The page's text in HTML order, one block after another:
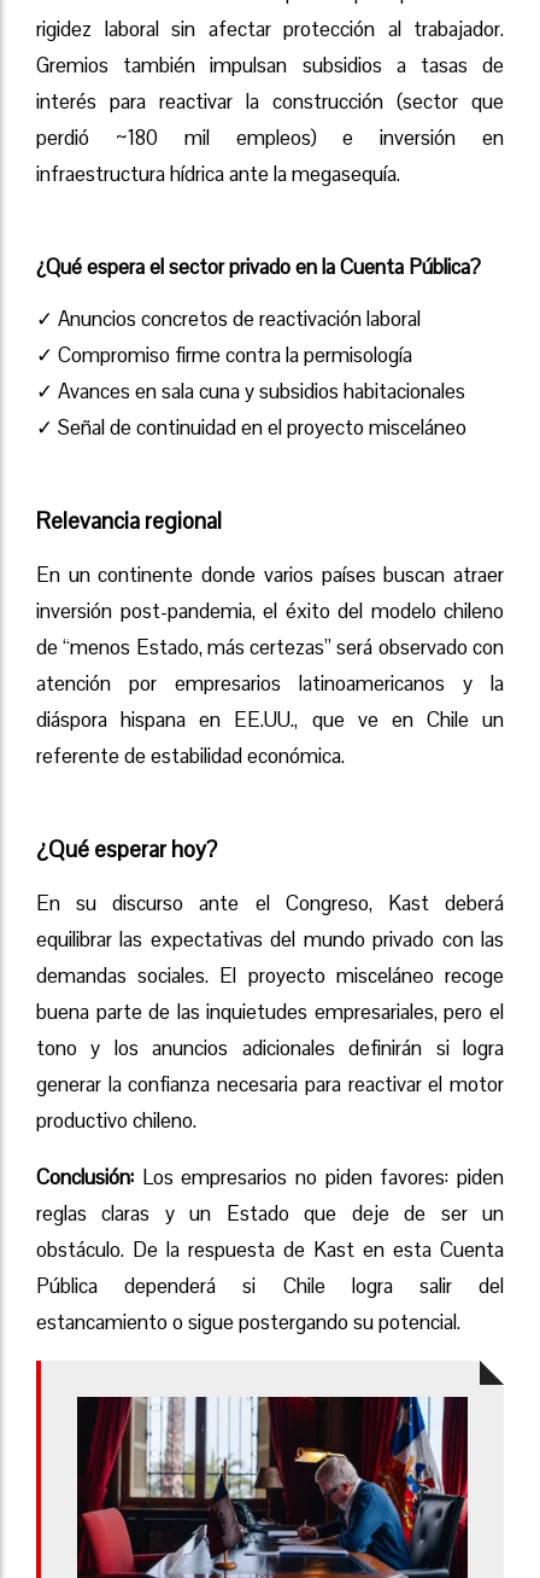
rigidez laboral sin afectar protección al trabajador.
Gremios también impulsan subsidios a tasas de
interés para reactivar la construcción (sector que
perdió ~180 mil empleos) e inversión en
infraestructura hídrica ante la megasequía.
¿Qué espera el sector privado en la Cuenta Pública?
✓ Anuncios concretos de reactivación laboral
✓ Compromiso firme contra la permisología
✓ Avances en sala cuna y subsidios habitacionales
✓ Señal de continuidad en el proyecto misceláneo
Relevancia regional
En un continente donde varios países buscan atraer
inversión post-pandemia, el éxito del modelo chileno
de “menos Estado, más certezas” será observado con
atención por empresarios latinoamericanos y la
diáspora hispana en EE.UU., que ve en Chile un
referente de estabilidad económica.
¿Qué esperar hoy?
En su discurso ante el Congreso, Kast deberá
equilibrar las expectativas del mundo privado con las
demandas sociales. El proyecto misceláneo recoge
buena parte de las inquietudes empresariales, pero el
tono y los anuncios adicionales definirán si logra
generar la confianza necesaria para reactivar el motor
productivo chileno.
Conclusión: Los empresarios no piden favores: piden
reglas claras y un Estado que deje de ser un
obstáculo. De la respuesta de Kast en esta Cuenta
Pública dependerá si Chile logra salir del
estancamiento o sigue postergando su potencial.